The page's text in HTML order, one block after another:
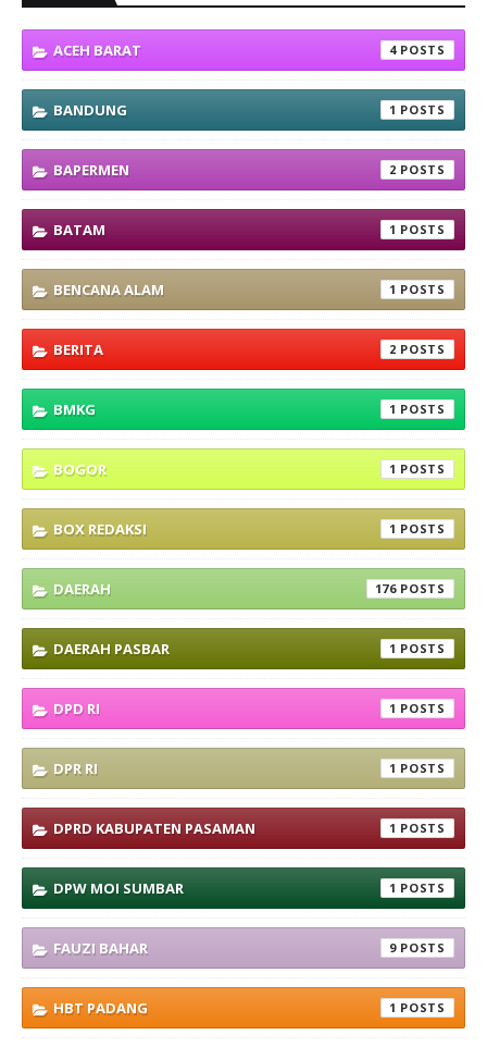
ACEH BARAT 4
BANDUNG 1
BAPERMEN 2
BATAM 1
BENCANA ALAM 1
BERITA 2
BMKG 1
BOGOR 1
BOX REDAKSI 1
DAERAH 176
DAERAH PASBAR 1
DPD RI 1
DPR RI 1
DPRD KABUPATEN PASAMAN 1
DPW MOI SUMBAR 1
FAUZI BAHAR 9
HBT PADANG 1